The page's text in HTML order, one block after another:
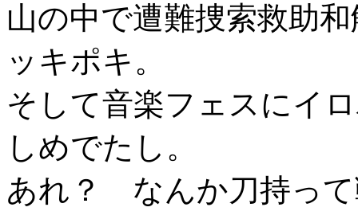
山の中で遭難捜索救助
ッキポキ。
そして音楽フェスにイ
しめでたし。
あれ？ なんか刀持って